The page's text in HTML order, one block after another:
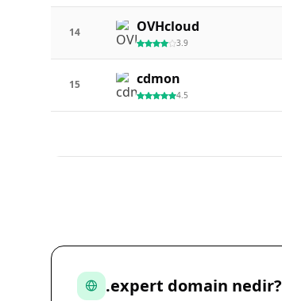
14 OVHcloud
3.9
15 cdmon
4.5
.expert domain nedir?